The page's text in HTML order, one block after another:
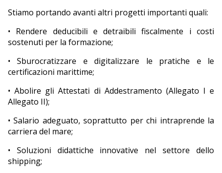
Stiamo portando avanti altri progetti importanti quali:
• Rendere deducibili e detraibili fiscalmente i costi
sostenuti per la formazione;
• Sburocratizzare e digitalizzare le pratiche e le
certificazioni marittime;
• Abolire gli Attestati di Addestramento (Allegato I e
Allegato II);
• Salario adeguato, soprattutto per chi intraprende la
carriera del mare;
• Soluzioni didattiche innovative nel settore dello
shipping;